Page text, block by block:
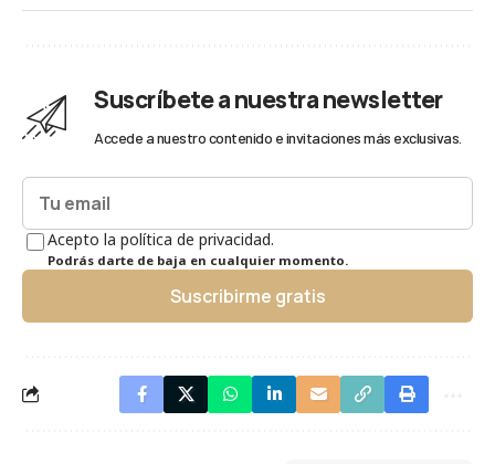
Suscríbete a nuestra newsletter
Accede a nuestro contenido e invitaciones más exclusivas.
Acepto la política de privacidad.
Podrás darte de baja en cualquier momento.
Suscribirme gratis